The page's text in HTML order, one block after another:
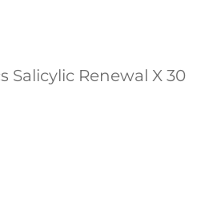
Salicylic Renewal X 30